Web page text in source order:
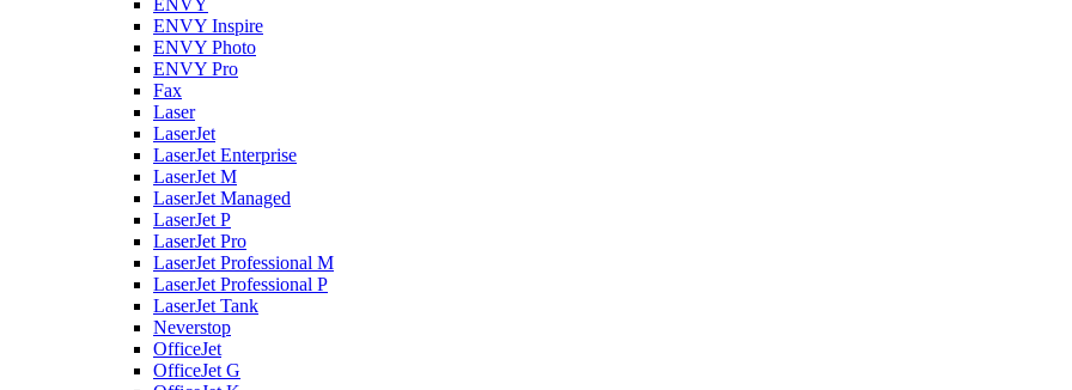
ENVY
ENVY Inspire
ENVY Photo
ENVY Pro
Fax
Laser
LaserJet
LaserJet Enterprise
LaserJet M
LaserJet Managed
LaserJet P
LaserJet Pro
LaserJet Professional M
LaserJet Professional P
LaserJet Tank
Neverstop
OfficeJet
OfficeJet G